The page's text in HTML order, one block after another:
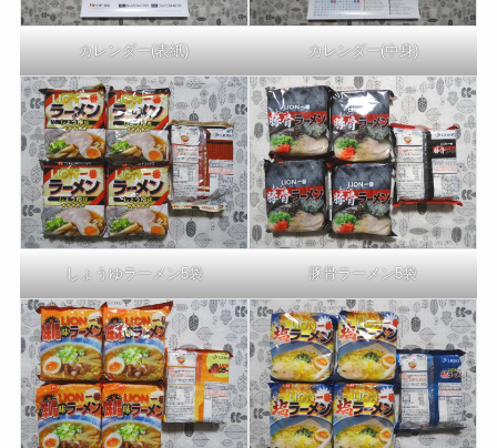
カレンダー(表紙) カレンダー(中身)
しょうゆラーメン5袋 豚骨ラーメン5袋